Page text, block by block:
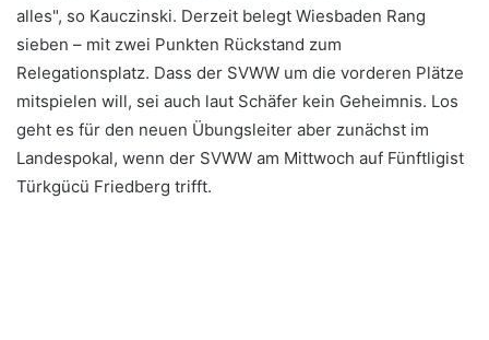
alles", so Kauczinski. Derzeit belegt Wiesbaden Rang
sieben – mit zwei Punkten Rückstand zum
Relegationsplatz. Dass der SVWW um die vorderen Plätze
mitspielen will, sei auch laut Schäfer kein Geheimnis. Los
geht es für den neuen Übungsleiter aber zunächst im
Landespokal, wenn der SVWW am Mittwoch auf Fünftligist
Türkgücü Friedberg trifft.